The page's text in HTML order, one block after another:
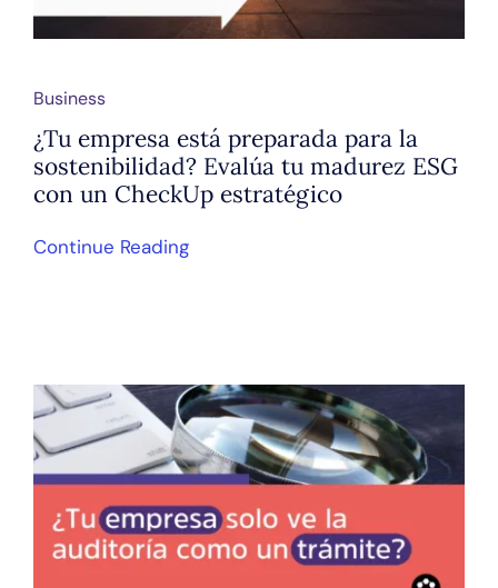
Business
¿Tu empresa está preparada para la
sostenibilidad? Evalúa tu madurez ESG
con un CheckUp estratégico
Continue Reading